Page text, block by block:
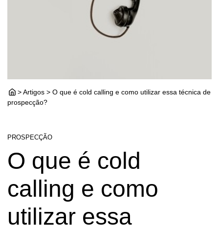
> Artigos > O que é cold calling e como utilizar essa técnica de
prospecção?
PROSPECÇÃO
O que é cold
calling e como
utilizar essa